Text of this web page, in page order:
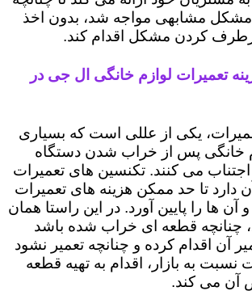
مشکل مشابهی مواجه شد، بدون اخذ
کردن مشکل اقدام کند.
تعمیرات لوازم خانگی ال جی در
یکی از عللی است که بسیاری
خانگی پس از خراب شدن دستگاه
اجتناب می کنند. تکنسین های تعمیرات
دارد تا حد ممکن هزینه های تعمیرات
آن ها را پایین آورد. در این راستا همان
چنانچه قطعه ای خراب شده باشد
آن اقدام کرده و چنانچه تعمیر نشود
نسبت به بازار، اقدام به تهیه قطعه
آن می کند.